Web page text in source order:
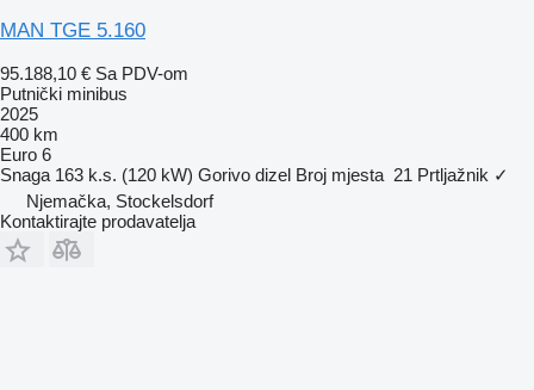
MAN TGE 5.160
95.188,10 € Sa PDV-om
Putnički minibus
2025
400 km
Euro 6
Snaga 163 k.s. (120 kW) Gorivo dizel Broj mjesta 21 Prtljažnik ✓
Njemačka, Stockelsdorf
Kontaktirajte prodavatelja